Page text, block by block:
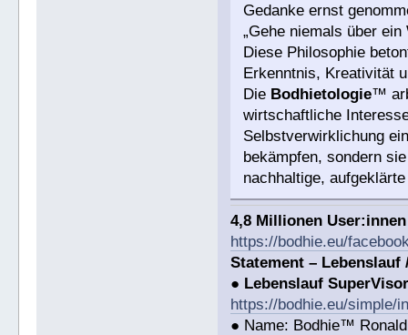
Gedanke ernst
„Gehe niemals über
Diese Philosophie
Erkenntnis, Kreativität
Die Bodhietologie™
wirtschaftliche
Selbstverwirklichung
bekämpfen, sondern
nachhaltige,
4,8 Millionen
https://bodhie.eu/
Statement –
● Lebenslauf
https://bodhie.eu/simple/
● Name: Bodhie™